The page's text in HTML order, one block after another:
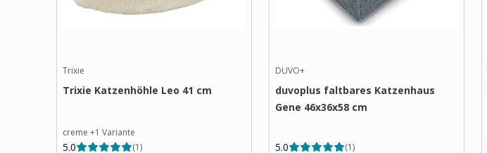
Trixie
Trixie Katzenhöhle Leo 41 cm
creme +1 Variante
5.0 (1)
DUVO+
duvoplus faltbares Katzenhaus
Gene 46x36x58 cm
5.0 (1)